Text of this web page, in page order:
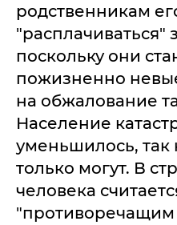
родственникам
"расплачиваться"
поскольку они
пожизненно
на обжалование
Население
уменьшилось, так
только могут. В
человека